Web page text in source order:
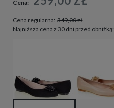
Cena:
Cena regularna: 349,00 zł
Najniższa cena z 30 dni przed obniżką: